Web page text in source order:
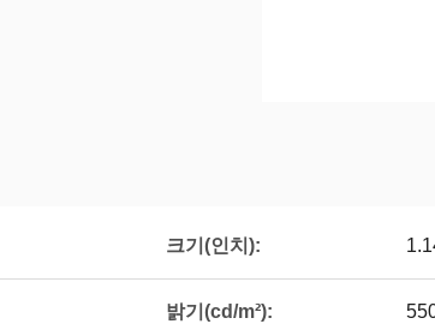
크기(인치):
밝기(cd/m²):